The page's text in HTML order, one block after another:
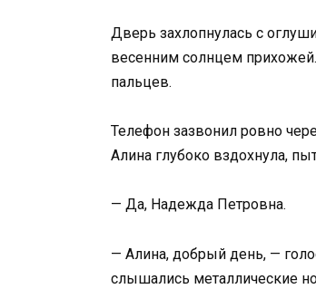
Дверь захлопнулась с
весенним солнцем
пальцев.
Телефон зазвонил ровно
Алина глубоко вздохнула,
— Да, Надежда Петровна.
— Алина, добрый день, —
слышались металлические